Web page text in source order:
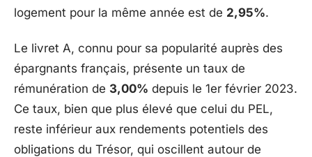
logement pour la même année est de 2,95%.
Le livret A, connu pour sa popularité auprès des
épargnants français, présente un taux de
rémunération de 3,00% depuis le 1er février 2023.
Ce taux, bien que plus élevé que celui du PEL,
reste inférieur aux rendements potentiels des
obligations du Trésor, qui oscillent autour de